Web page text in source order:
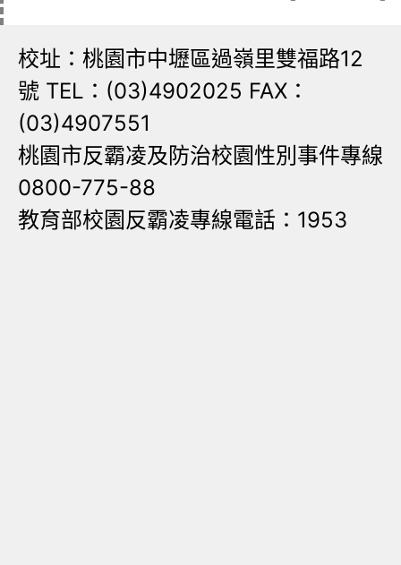
校址：桃園市中壢區過嶺里雙福路12
號 TEL：(03)4902025 FAX：
(03)4907551
桃園市反霸凌及防治校園性別事件專線
0800-775-88
教育部校園反霸凌專線電話：1953